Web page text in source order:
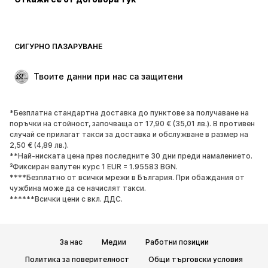
СИГУРНО ПАЗАРУВАНЕ
Твоите данни при нас са защитени
*Безплатна стандартна доставка до пунктове за получаване на
поръчки на стойност, започваща от 17,90 € (35,01 лв.). В противен
случай се прилагат такси за доставка и обслужване в размер на
2,50 € (4,89 лв.).
**Най-ниската цена през последните 30 дни преди намалението.
³Фиксиран валутен курс 1 EUR = 1.95583 BGN.
****Безплатно от всички мрежи в България. При обаждания от
чужбина може да се начислят такси.
******Всички цени с вкл. ДДС.
За нас Медии
Работни позиции
Политика за поверителност
Общи търговски условия